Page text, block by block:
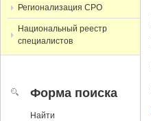
Регионализация СРО
Национальный реестр
специалистов
Форма поиска
Найти